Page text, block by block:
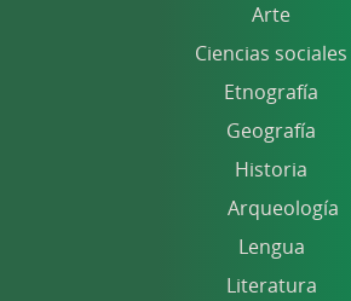
Arte
Ciencias sociales
Etnografía
Geografía
Historia
Arqueología
Lengua
Literatura